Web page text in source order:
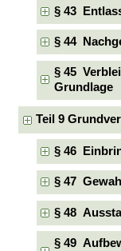
§ 43
§ 44
§ 45
Grundlage
Teil 9
§ 46
§ 47
§ 48
§ 49